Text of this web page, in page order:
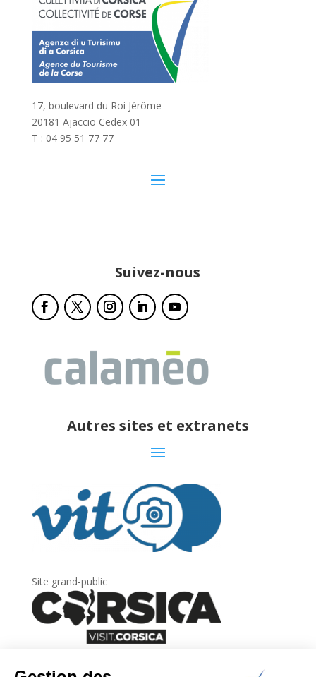
17, boulevard du Roi Jérôme
20181 Ajaccio Cedex 01
T : 04 95 51 77 77
Suivez-nous
Autres sites et extranets
Site grand-public
Newsletter